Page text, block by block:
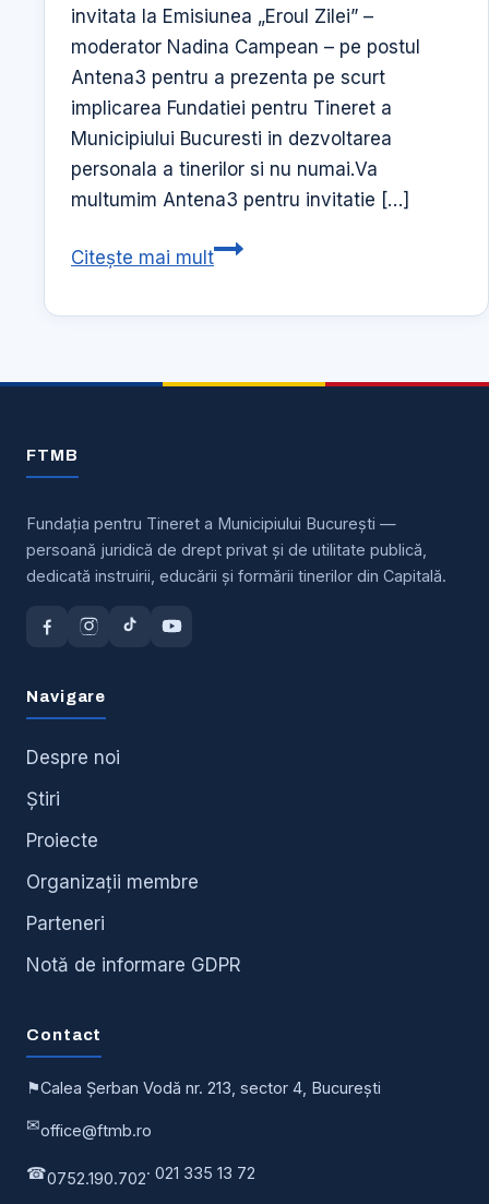
invitata la Emisiunea „Eroul Zilei” –
moderator Nadina Campean – pe postul
Antena3 pentru a prezenta pe scurt
implicarea Fundatiei pentru Tineret a
Municipiului Bucuresti in dezvoltarea
personala a tinerilor si nu numai.Va
multumim Antena3 pentru invitatie […]
Citește mai multTinerii
FTMB
Fundația pentru Tineret a Municipiului București —
persoană juridică de drept privat și de utilitate publică,
dedicată instruirii, educării și formării tinerilor din Capitală.
Navigare
Despre noi
Știri
Proiecte
Organizații membre
Parteneri
Notă de informare GDPR
Contact
⚑Calea Șerban Vodă nr. 213, sector 4, București
✉office@ftmb.ro
☎0752.190.702· 021 335 13 72